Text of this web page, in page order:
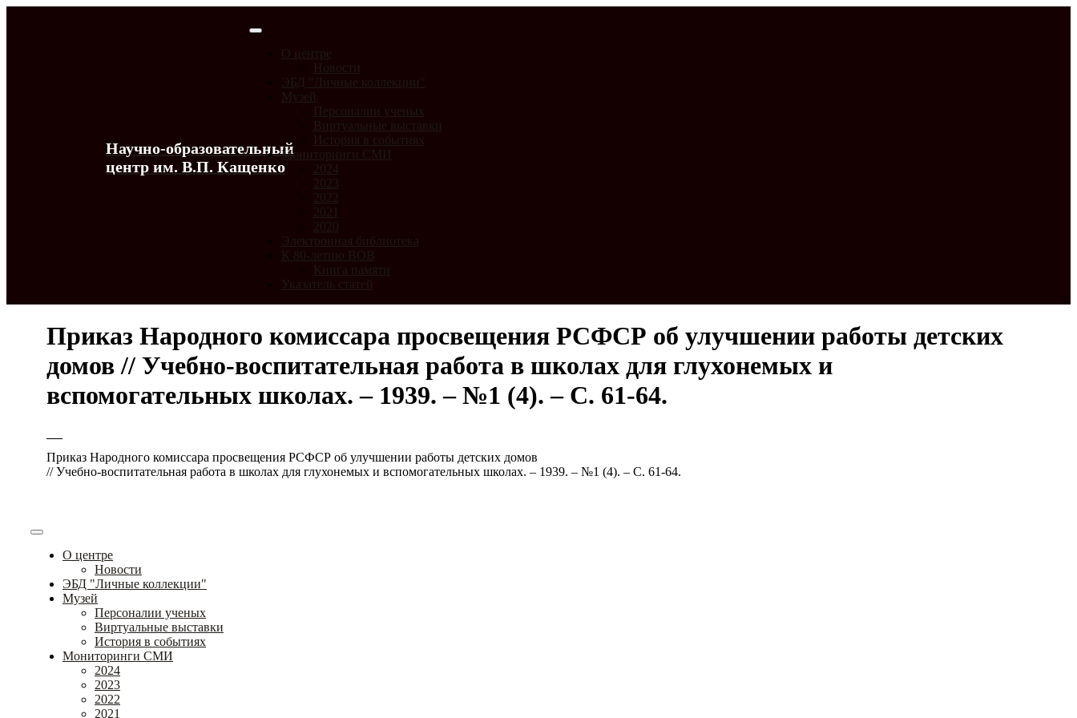
Научно-образовательный
центр им. В.П. Кащенко
О центре
Новости
ЭБД "Личные коллекции"
Музей
Персоналии ученых
Виртуальные выставки
История в событиях
Мониторинги СМИ
2024
2023
2022
2021
2020
Электронная библиотека
К 80-летию ВОВ
Книга памяти
Указатель статей
Приказ Народного комиссара просвещения РСФСР об улучшении работы детских
домов // Учебно-воспитательная работа в школах для глухонемых и
вспомогательных школах. – 1939. – №1 (4). – С. 61-64.
—
Приказ Народного комиссара просвещения РСФСР об улучшении работы детских домов
// Учебно-воспитательная работа в школах для глухонемых и вспомогательных школах. – 1939. – №1 (4). – С. 61-64.
О центре
Новости
ЭБД "Личные коллекции"
Музей
Персоналии ученых
Виртуальные выставки
История в событиях
Мониторинги СМИ
2024
2023
2022
2021